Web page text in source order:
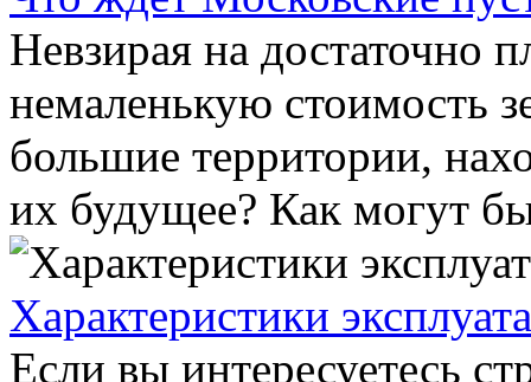
Невзирая на достаточно
немаленькую стоимость
большие территории,
их будущее? Как могут
Характеристики
Если вы интересуетесь